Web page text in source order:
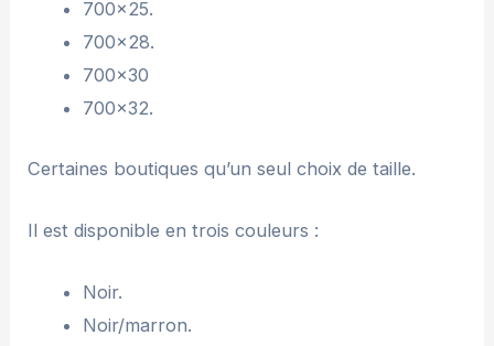
700×25.
700×28.
700×30
700×32.
Certaines boutiques qu’un seul choix de taille.
Il est disponible en trois couleurs :
Noir.
Noir/marron.